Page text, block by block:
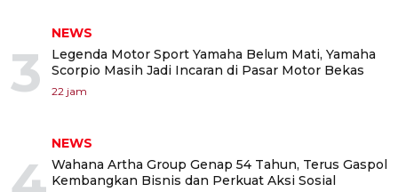
3
NEWS
Legenda Motor Sport Yamaha Belum Mati, Yamaha
Scorpio Masih Jadi Incaran di Pasar Motor Bekas
22 jam
NEWS
Wahana Artha Group Genap 54 Tahun, Terus Gaspol
Kembangkan Bisnis dan Perkuat Aksi Sosial